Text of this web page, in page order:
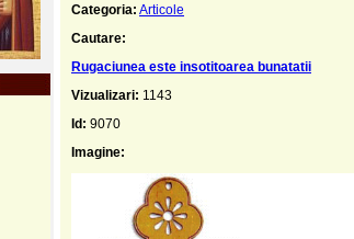
Categoria: Articole
Cautare:
Rugaciunea este insotitoarea bunatatii
Vizualizari: 1143
Id: 9070
Imagine: